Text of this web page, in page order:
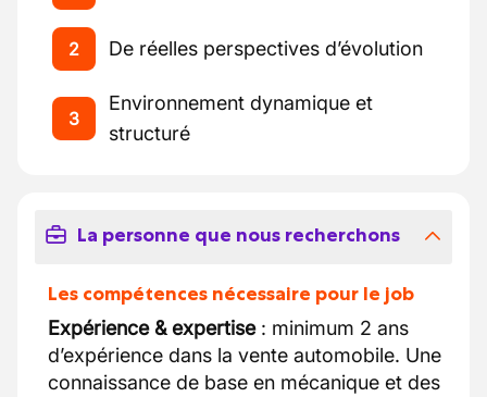
2 De réelles perspectives d’évolution
3
Environnement dynamique et
structuré
La personne que nous recherchons
Les compétences nécessaire pour le job
Expérience & expertise: minimum 2 ans
d’expérience dans la vente automobile. Une
connaissance de base en mécanique et des